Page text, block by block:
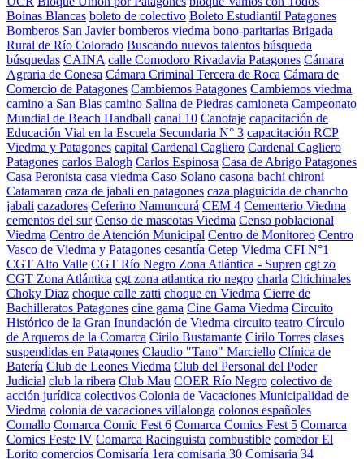
Boinas Blancas boleto de colectivo Boleto Estudiantil Patagones
Bomberos San Javier bomberos viedma bono-paritarias Brigada
Rural de Río Colorado Buscando nuevos talentos búsqueda
búsquedas CAINA calle Comodoro Rivadavia Patagones Cámara
Agraria de Conesa Cámara Criminal Tercera de Roca Cámara de
Comercio de Patagones Cambiemos Patagones Cambiemos viedma
camino a San Blas camino Salina de Piedras camioneta Campeonato
Mundial de Beach Handball canal 10 Canotaje capacitación de
Educación Vial en la Escuela Secundaria N° 3 capacitación RCP
Viedma y Patagones capital Cardenal Cagliero Cardenal Cagliero
Patagones carlos Balogh Carlos Espinosa Casa de Abrigo Patagones
Casa Peronista casa viedma Caso Solano casona bachi chironi
Catamaran caza de jabali en patagones caza plaguicida de chancho
jabali cazadores Ceferino Namuncurá CEM 4 Cementerio Viedma
cementos del sur Censo de mascotas Viedma Censo poblacional
Viedma Centro de Atención Municipal Centro de Monitoreo Centro
Vasco de Viedma y Patagones cesantía Cetep Viedma CFI N°1
CGT Alto Valle CGT Río Negro Zona Atlántica - Supren cgt zo
CGT Zona Atlántica cgt zona atlantica rio negro charla Chichinales
Choky Diaz choque calle zatti choque en Viedma Cierre de
Bachilleratos Patagones cine gama Cine Gama Viedma Circuito
Histórico de la Gran Inundación de Viedma circuito teatro Círculo
de Arqueros de la Comarca Cirilo Bustamante Cirilo Torres clases
suspendidas en Patagones Claudio "Tano" Marciello Clínica de
Batería Club de Leones Viedma Club del Personal del Poder
Judicial club la ribera Club Mau COER Río Negro colectivo de
acción jurídica colectivos Colonia de Vacaciones Municipalidad de
Viedma colonia de vacaciones villalonga colonos españoles
Comallo Comarca Comic Fest 6 Comarca Comics Fest 5 Comarca
Comics Feste IV Comarca Racinguista combustible comedor El
Lorito comercios Comisaría 1era comisaria 30 Comisaria 34